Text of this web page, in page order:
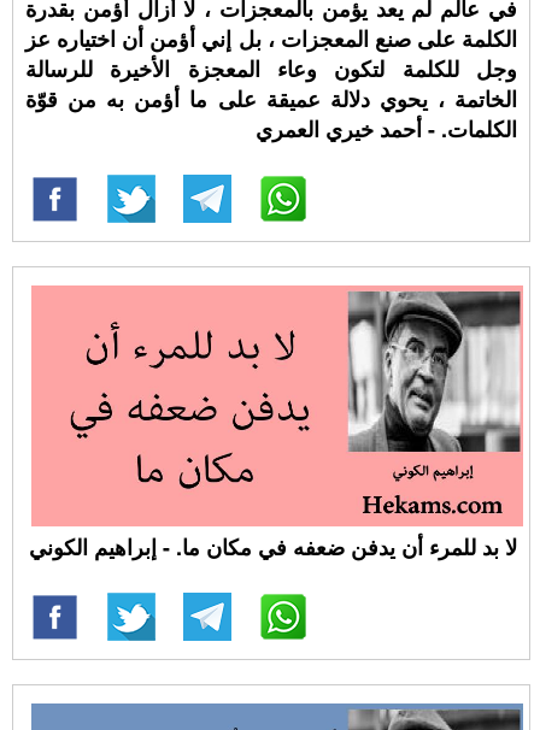
في عالم لم يعد يؤمن بالمعجزات ، لا أزال أؤمن بقدرة
الكلمة على صنع المعجزات ، بل إني أؤمن أن اختياره عز
وجل للكلمة لتكون وعاء المعجزة الأخيرة للرسالة
الخاتمة ، يحوي دلالة عميقة على ما أؤمن به من قوّة
الكلمات. - أحمد خيري العمري
لا بد للمرء أن يدفن ضعفه في مكان ما. - إبراهيم الكوني